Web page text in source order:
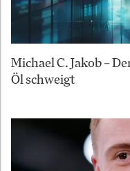
Michael C. Jakob –
Öl schweigt